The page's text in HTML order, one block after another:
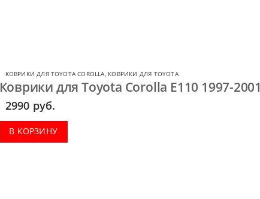
КОВРИКИ ДЛЯ TOYOTA COROLLA, КОВРИКИ ДЛЯ TOYOTA
Коврики для Toyota Corolla E110 1997-2001
2990 руб.
В КОРЗИНУ